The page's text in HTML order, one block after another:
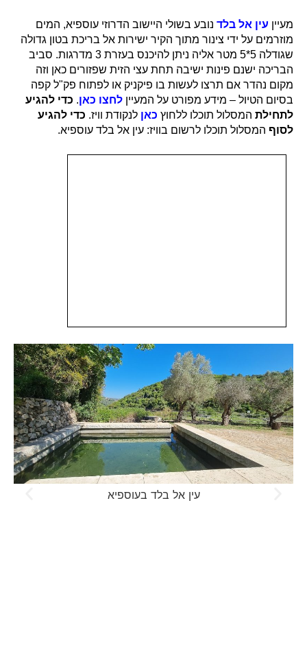
עין אל בלד בעוספיא
נחל יגור ושביל הדרוזים -
מסלול מעגלי - אדום שחור
כחול אדום
מסלול מעגלי, אורכו 7 ק"מ בדרגת קושי קשה, חלקו הראשון
במגמת עליה בתוך תוואי נחל יגור וחלקו השני במגמת ירידה